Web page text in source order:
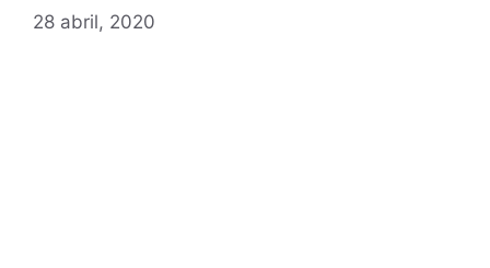
28 abril, 2020